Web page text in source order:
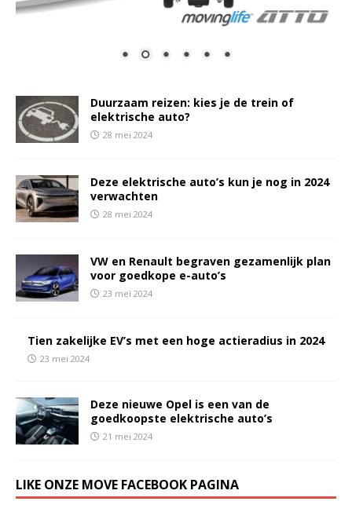
Duurzaam reizen: kies je de trein of
elektrische auto?
28 mei 2024
Deze elektrische auto’s kun je nog in 2024
verwachten
28 mei 2024
VW en Renault begraven gezamenlijk plan
voor goedkope e-auto’s
23 mei 2024
Tien zakelijke EV’s met een hoge actieradius in 2024
23 mei 2024
Deze nieuwe Opel is een van de
goedkoopste elektrische auto’s
21 mei 2024
LIKE ONZE MOVE FACEBOOK PAGINA